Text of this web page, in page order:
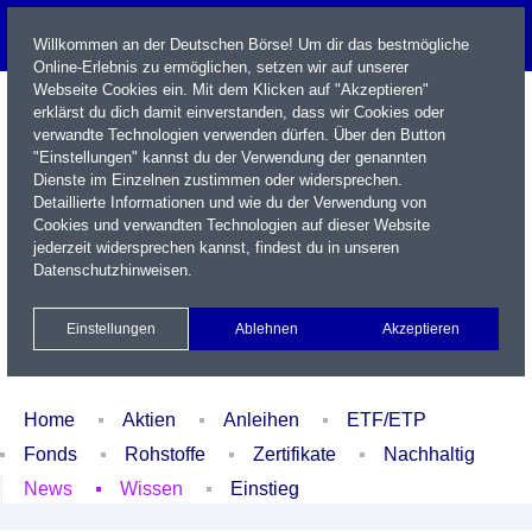
Name / WKN / ISIN / Kürzel
Xetra Realtime
Watchlist Portfolio Login
Home Aktien Anleihen
ETF/ETP
Fonds
Rohstoffe Zertifikate
Nachhaltig
News
Wissen Einstieg
Willkommen an der Deutschen Börse! Um dir das bestmögliche
Online-Erlebnis zu ermöglichen, setzen wir auf unserer
Webseite Cookies ein. Mit dem Klicken auf "Akzeptieren"
erklärst du dich damit einverstanden, dass wir Cookies oder
verwandte Technologien verwenden dürfen. Über den Button
"Einstellungen" kannst du der Verwendung der genannten
Dienste im Einzelnen zustimmen oder widersprechen.
Detaillierte Informationen und wie du der Verwendung von
Cookies und verwandten Technologien auf dieser Website
jederzeit widersprechen kannst, findest du in unseren
Datenschutzhinweisen.
Einstellungen Ablehnen Akzeptieren